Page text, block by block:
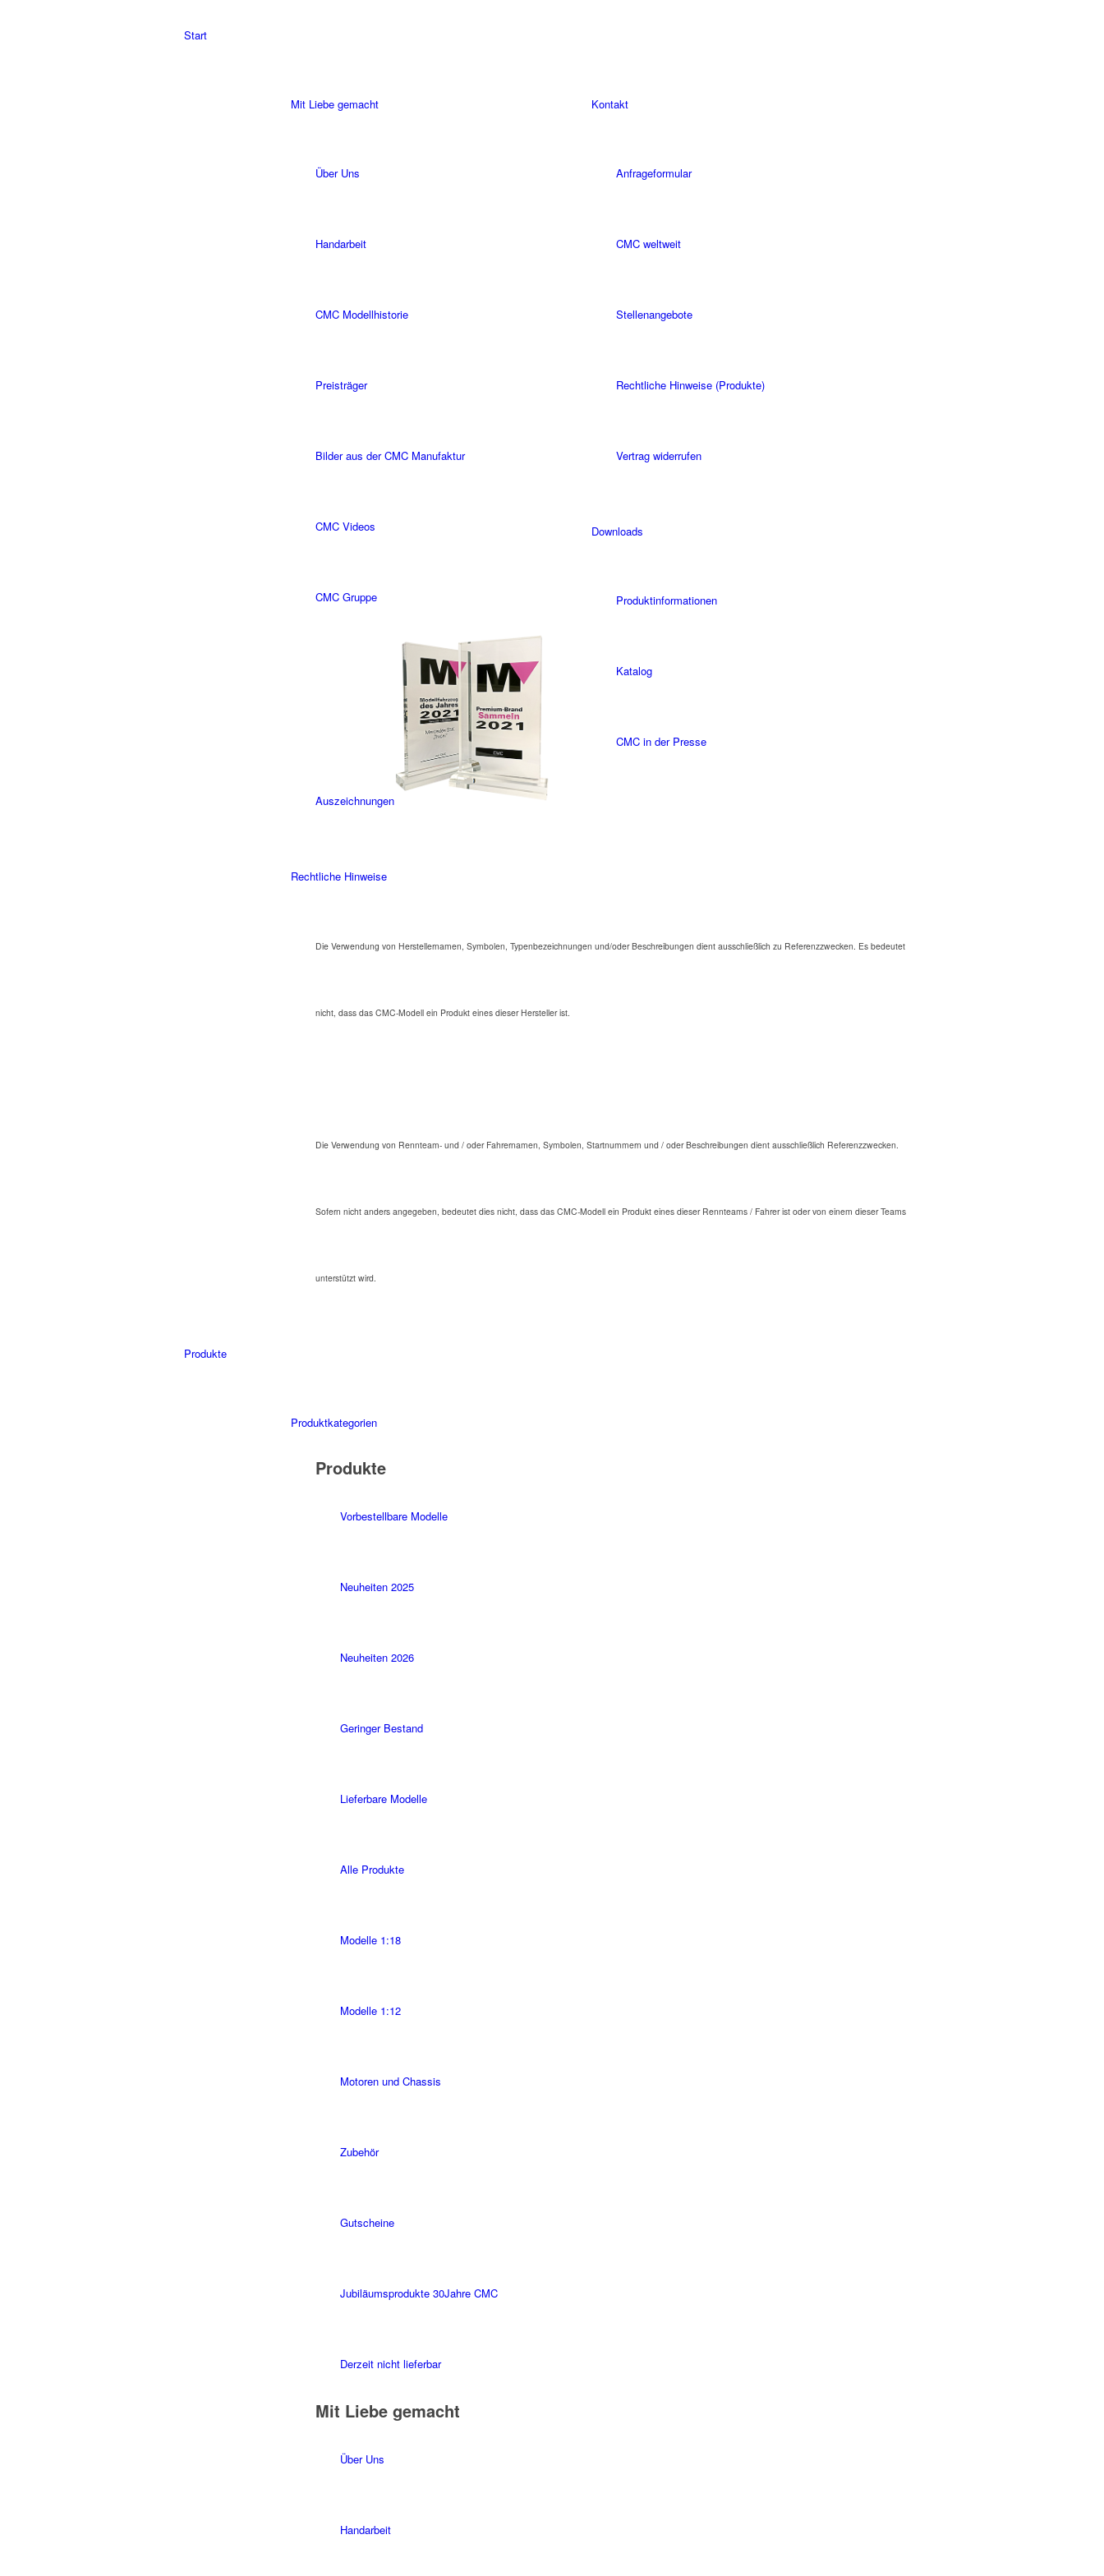
Start
Mit Liebe gemacht
Über Uns
Handarbeit
CMC Modellhistorie
Preisträger
Bilder aus der CMC Manufaktur
CMC Videos
CMC Gruppe
Auszeichnungen
Kontakt
Anfrageformular
CMC weltweit
Stellenangebote
Rechtliche Hinweise (Produkte)
Vertrag widerrufen
Downloads
Produktinformationen
Katalog
CMC in der Presse
Rechtliche Hinweise
Die Verwendung von Herstellernamen, Symbolen, Typenbezeichnungen und/oder Beschreibungen dient ausschließlich zu Referenzzwecken. Es bedeutet
nicht, dass das CMC-Modell ein Produkt eines dieser Hersteller ist.
Die Verwendung von Rennteam- und / oder Fahrernamen, Symbolen, Startnummern und / oder Beschreibungen dient ausschließlich Referenzzwecken.
Sofern nicht anders angegeben, bedeutet dies nicht, dass das CMC-Modell ein Produkt eines dieser Rennteams / Fahrer ist oder von einem dieser Teams
unterstützt wird.
Produkte
Produktkategorien
Produkte
Vorbestellbare Modelle
Neuheiten 2025
Neuheiten 2026
Geringer Bestand
Lieferbare Modelle
Alle Produkte
Modelle 1:18
Modelle 1:12
Motoren und Chassis
Zubehör
Gutscheine
Jubiläumsprodukte 30Jahre CMC
Derzeit nicht lieferbar
Mit Liebe gemacht
Über Uns
Handarbeit